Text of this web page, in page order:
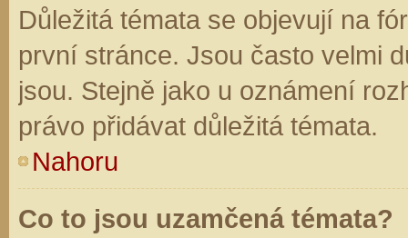
Důležitá témata se objevují na
první stránce. Jsou často velmi
jsou. Stejně jako u oznámení
právo přidávat důležitá témata.
Nahoru
Co to jsou uzamčená témata?